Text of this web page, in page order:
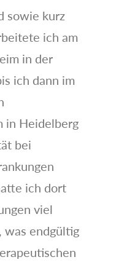
sowie kurz
ich am
in der
ich dann im
in Heidelberg
bei
ich dort
viel
endgültig